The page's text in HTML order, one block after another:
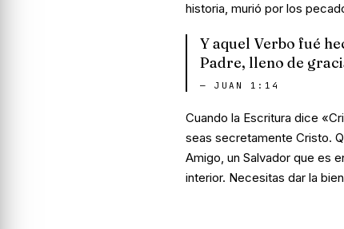
historia, murió por los
Y aquel Verbo fué
Padre, lleno de
— JUAN 1:14
Cuando la Escritura dice
seas secretamente Cristo.
Amigo, un Salvador que es
interior. Necesitas dar la